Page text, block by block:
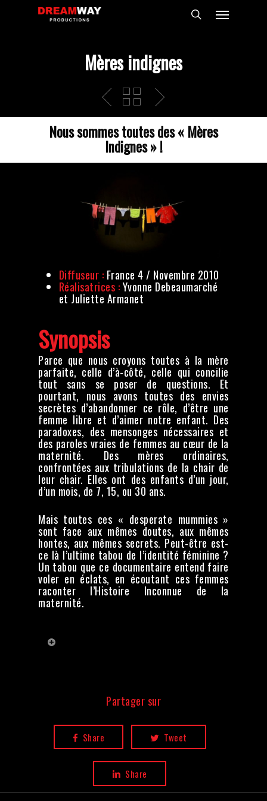
Menu
Mères indignes
Nous sommes toutes des « Mères
Indignes » !
Diffuseur : France 4 / Novembre 2010
Réalisatrices :Yvonne Debeaumarché
et Juliette Armanet
Synopsis
Parce que nous croyons toutes à la mère
parfaite, celle d’à-côté, celle qui concilie
tout sans se poser de questions. Et
pourtant, nous avons toutes des envies
secrètes d’abandonner ce rôle, d’être une
femme libre et d’aimer notre enfant. Des
paradoxes, des mensonges nécessaires et
des paroles vraies de femmes au cœur de la
maternité. Des mères ordinaires,
confrontées aux tribulations de la chair de
leur chair. Elles ont des enfants d’un jour,
d’un mois, de 7, 15, ou 30 ans.
Mais toutes ces « desperate mummies »
sont face aux mêmes doutes, aux mêmes
hontes, aux mêmes secrets. Peut-être est-
ce là l’ultime tabou de l’identité féminine ?
Un tabou que ce documentaire entend faire
voler en éclats, en écoutant ces femmes
raconter l’Histoire Inconnue de la
maternité.
Montage :Vanessa Giangrande
Vaillant, Martin Hamelin, Olivier
Surville
Illustratrice :Hélène Paris
Etalonnage :Delphine Ibarrondo
Pierre-Joël Mary
Directrices de production :
Pizzinato, Jocelyne Allain Delacour
Partager sur
Share Tweet
Share